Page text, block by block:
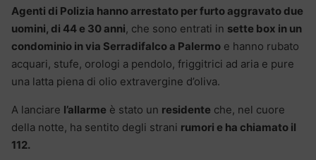
Agenti di Polizia hanno arrestato per furto aggravato due
uomini, di 44 e 30 anni, che sono entrati in sette box in un
condominio in via Serradifalco a Palermo e hanno rubato
acquari, stufe, orologi a pendolo, friggitrici ad aria e pure
una latta piena di olio extravergine d’oliva.
A lanciare l’allarme è stato un residente che, nel cuore
della notte, ha sentito degli strani rumori e ha chiamato il
112.